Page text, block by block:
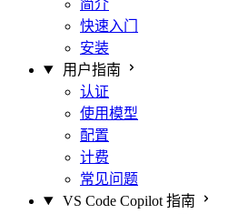
简介
快速入门
安装
用户指南
认证
使用模型
配置
计费
常见问题
VS Code Copilot 指南